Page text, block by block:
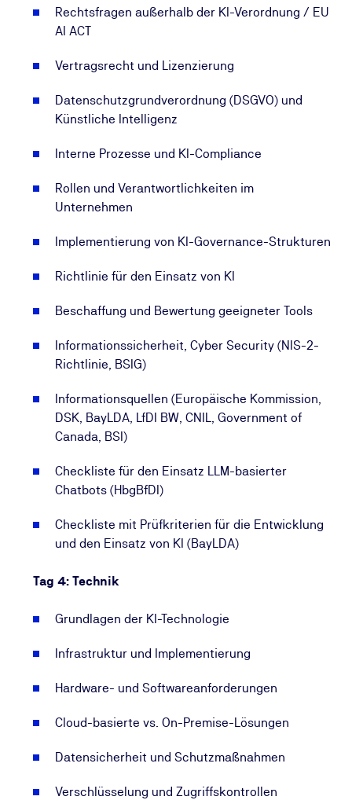
Rechtsfragen außerhalb der KI-Verordnung / EU
AI ACT
Vertragsrecht und Lizenzierung
Datenschutzgrundverordnung (DSGVO) und
Künstliche Intelligenz
Interne Prozesse und KI-Compliance
Rollen und Verantwortlichkeiten im
Unternehmen
Implementierung von KI-Governance-Strukturen
Richtlinie für den Einsatz von KI
Beschaffung und Bewertung geeigneter Tools
Informationssicherheit, Cyber Security (NIS-2-
Richtlinie, BSIG)
Informationsquellen (Europäische Kommission,
DSK, BayLDA, LfDI BW, CNIL, Government of
Canada, BSI)
Checkliste für den Einsatz LLM-basierter
Chatbots (HbgBfDI)
Checkliste mit Prüfkriterien für die Entwicklung
und den Einsatz von KI (BayLDA)
Tag 4: Technik
Grundlagen der KI-Technologie
Infrastruktur und Implementierung
Hardware- und Softwareanforderungen
Cloud-basierte vs. On-Premise-Lösungen
Datensicherheit und Schutzmaßnahmen
Verschlüsselung und Zugriffskontrollen